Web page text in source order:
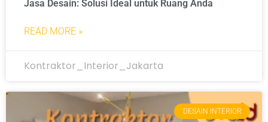
Jasa Desain: Solusi Ideal untuk Ruang Anda
READ MORE »
Kontraktor_Interior_Jakarta
DESAIN INTERIOR